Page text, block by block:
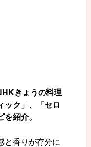
きょうの料理
ック」、「セロ
を紹介。
と香りが存分に